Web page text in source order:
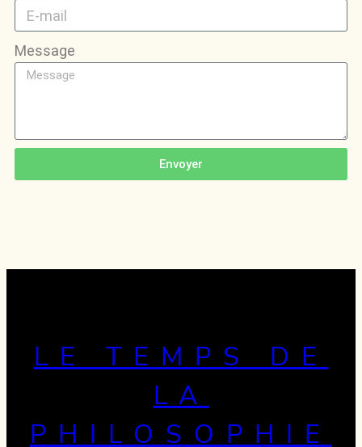
Message
Envoyer
LE TEMPS DE
LA
PHILOSOPHIE